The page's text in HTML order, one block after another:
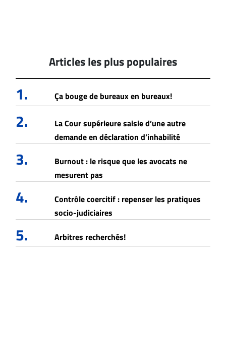
Articles les plus populaires
1. Ça bouge de bureaux en bureaux!
2.
La Cour supérieure saisie d’une autre
demande en déclaration d’inhabilité
3.
Burnout : le risque que les avocats ne
mesurent pas
4.
Contrôle coercitif : repenser les pratiques
socio-judiciaires
5. Arbitres recherchés!